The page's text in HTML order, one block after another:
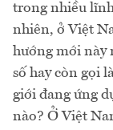
trong nhiều
nhiên, ở Việt
hướng mới này
số hay còn gọi
giới đang ứng
nào? Ở Việt